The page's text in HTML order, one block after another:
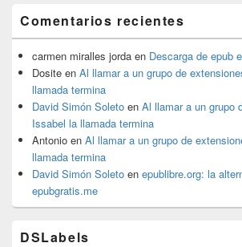
Comentarios recientes
carmen miralles jorda en Descarga de epub
Dosite en Al llamar a un grupo de
llamada termina
David Simón Soleto en Al llamar a un grupo
Issabel la llamada termina
Antonio en Al llamar a un grupo de
llamada termina
David Simón Soleto en epublibre.org: la
epubgratis.me
DSLabels